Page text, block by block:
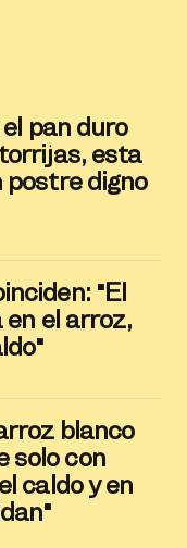
pan duro
esta
postre digno
"El
el arroz,
blanco
solo con
caldo y en